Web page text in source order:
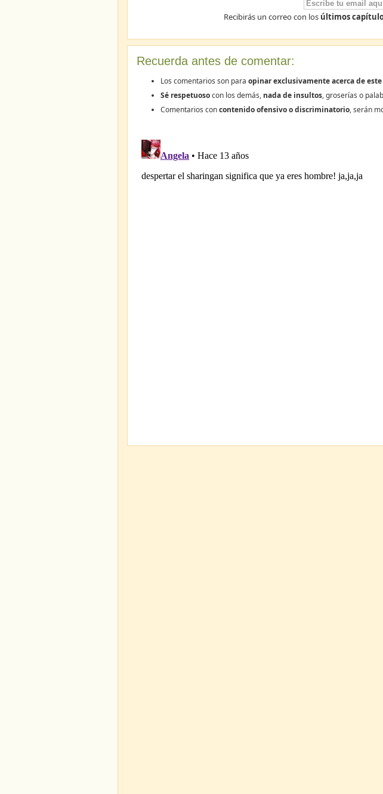
Recibirás un correo con los últimos
Recuerda antes de comentar:
Los comentarios son para opinar exclusivamente acerca de
Sé respetuosocon los demás, nada de insultos, groserías o
Comentarios concontenido ofensivo o discriminatorio, serán